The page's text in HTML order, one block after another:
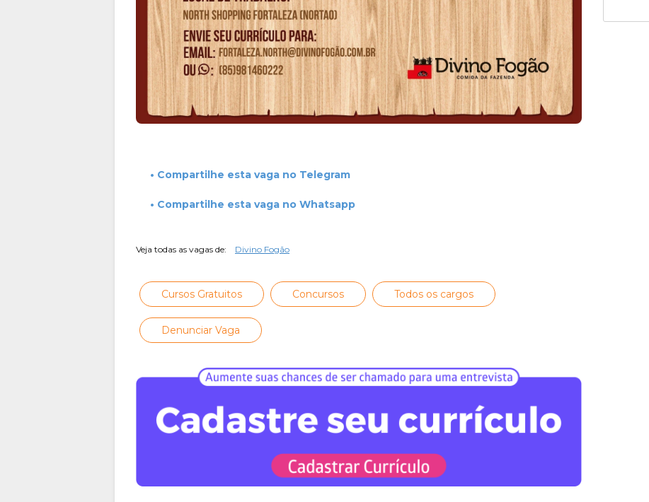
• Compartilhe esta vaga no Telegram
• Compartilhe esta vaga no Whatsapp
Veja todas as vagas de: Divino Fogão
Cursos Gratuitos Concursos Todos os cargos
Denunciar Vaga